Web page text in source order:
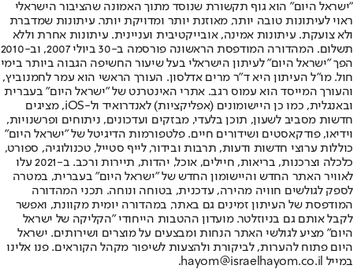
"ישראל היום" הוא גוף תקשורת שנוסד מתוך האמונה שהציבור הישראלי
ראוי לעיתונות טובה יותר, מאוזנת יותר ומדויקת יותר. עיתונות שמדברת
ולא צועקת. עיתונות אמינה, אובייקטיבית ועניינית. עיתונות אחרת וללא
תשלום. המהדורה המודפסת הראשונה פורסמה ב-30 ביולי 2007, וב-2010
הפך "ישראל היום" לעיתון הישראלי בעל שיעור החשיפה הגבוה ביותר בימי
חול. מו"ל העיתון היא ד"ר מרים אדלסון. העורך הראשי הוא עמר לחמנוביץ,
והעורך המייסד הוא עמוס רגב. אתרי האינטרנט של "ישראל היום" בעברית
ובאנגלית, כמו כן היישומונים (אפליקציות) לאנדרואיד ול-iOS, מציגים
חדשות מסביב לשעון, תוכן בלעדי, מבזקים ועדכונים, ניתוחים ופרשנויות,
וידיאו, פודקאסטים ושידורים חיים. פלטפורמות הדיגיטל של "ישראל היום"
כוללות ערוצי חדשות ודעות, תרבות ובידור, לייף סטייל, טכנולוגיה, ספורט,
כלכלה וצרכנות, בריאות, חיילים, אוכל, יהדות, תיירות ורכב. ב-2021 עלו
לאוויר האתר החדש והיישומון החדש של "ישראל היום" בעברית, במטרה
לספק לגולשים חוויה מהירה, עדכנית, בטוחה ונוחה. תכני המהדורה
המודפסת של העיתון זמינים גם באתר, במהדורה יומית מקוונת, ואפשר
לקבל אותם גם בניוזלטר. מועדון ההטבות הייחודי "הקליקה של ישראל
היום" מציע לגולשי האתר הנחות ומבצעים על מוצרים ושירותים. ישראל
היום פתוח להערות, לביקורת ולהצעות לשיפור מקהל הקוראים. פנו אלינו
במייל hayom@israelhayom.co.il.